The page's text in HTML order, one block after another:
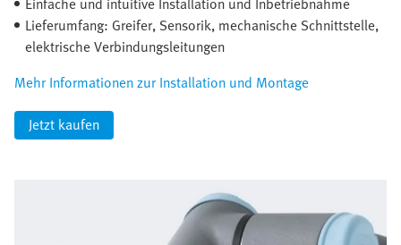
Lieferumfang: Greifer, Sensorik, mechanische Schnittstelle,
elektrische Verbindungsleitungen
Mehr Informationen zur Installation und Montage
Jetzt kaufen